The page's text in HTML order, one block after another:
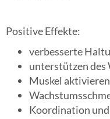
Positive Effekte:
verbesserte
unterstützen des
Muskel
Koordination